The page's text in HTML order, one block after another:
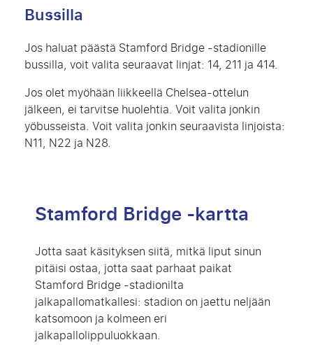
Bussilla
Jos haluat päästä Stamford Bridge-stadionille
bussilla, voit valita seuraavat linjat: 14, 211 ja 414.
Jos olet myöhään liikkeellä Chelsea-ottelun
jälkeen, ei tarvitse huolehtia. Voit valita jonkin
yöbusseista. Voit valita jonkin seuraavista linjoista:
N11, N22 ja N28.
Stamford Bridge -kartta
Jotta saat käsityksen siitä, mitkä liput sinun
pitäisi ostaa, jotta saat parhaat paikat
Stamford Bridge-stadionilta
jalkapallomatkallesi: stadion on jaettu neljään
katsomoon ja kolmeen eri
jalkapallolippuluokkaan.